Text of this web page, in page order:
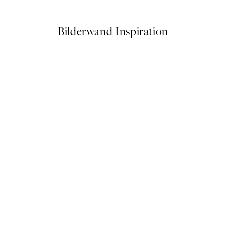
Bilderwand Inspiration